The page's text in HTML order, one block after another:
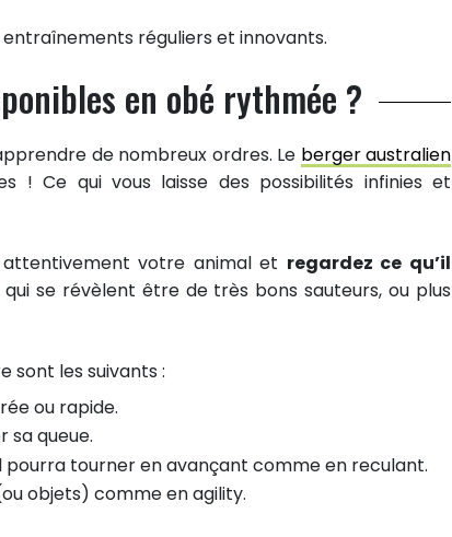
entraînements réguliers et innovants.
en obé rythmée ?
de nombreux ordres. Le berger australien
! Ce qui vous laisse des possibilités infinies et
attentivement votre animal et regardez ce qu’il
se révèlent être de très bons sauteurs, ou plus
sont les suivants :
ou rapide.
sa queue.
tourner en avançant comme en reculant.
objets) comme en agility.